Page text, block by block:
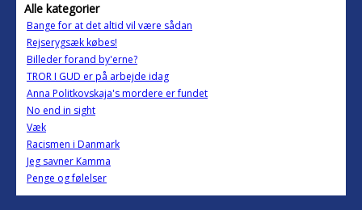
Alle kategorier
Bange for at det altid vil være sådan
Rejserygsæk købes!
Billeder forand by'erne?
TROR I GUD er på arbejde idag
Anna Politkovskaja's mordere er fundet
No end in sight
Væk
Racismen i Danmark
Jeg savner Kamma
Penge og følelser